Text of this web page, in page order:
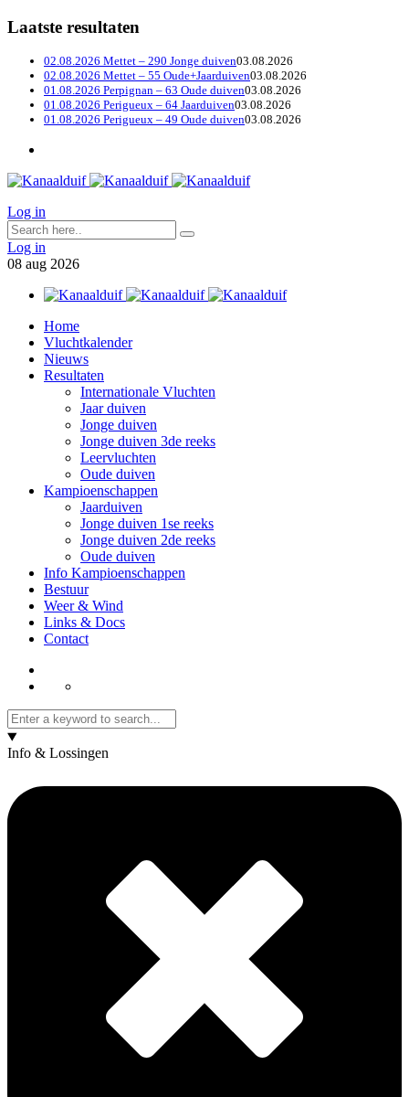
Laatste resultaten
02.08.2026 Mettet – 290 Jonge duiven03.08.2026
02.08.2026 Mettet – 55 Oude+Jaarduiven03.08.2026
01.08.2026 Perpignan – 63 Oude duiven03.08.2026
01.08.2026 Perigueux – 64 Jaarduiven03.08.2026
01.08.2026 Perigueux – 49 Oude duiven03.08.2026
Log in
Log in
08 aug 2026
Home
Vluchtkalender
Nieuws
Resultaten
Internationale Vluchten
Jaar duiven
Jonge duiven
Jonge duiven 3de reeks
Leervluchten
Oude duiven
Kampioenschappen
Jaarduiven
Jonge duiven 1se reeks
Jonge duiven 2de reeks
Oude duiven
Info Kampioenschappen
Bestuur
Weer & Wind
Links & Docs
Contact
Info & Lossingen